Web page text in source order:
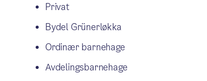
Privat
Bydel Grünerløkka
Ordinær barnehage
Avdelingsbarnehage